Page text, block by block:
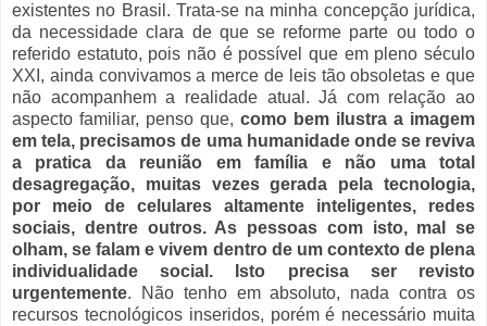
existentes no Brasil. Trata-se na minha concepção jurídica,
da necessidade clara de que se reforme parte ou todo o
referido estatuto, pois não é possível que em pleno século
XXI, ainda convivamos a merce de leis tão obsoletas e que
não acompanhem a realidade atual. Já com relação ao
aspecto familiar, penso que, como bem ilustra a imagem
em tela, precisamos de uma humanidade onde se reviva
a pratica da reunião em família e não uma total
desagregação, muitas vezes gerada pela tecnologia,
por meio de celulares altamente inteligentes, redes
sociais, dentre outros. As pessoas com isto, mal se
olham, se falam e vivem dentro de um contexto de plena
individualidade social. Isto precisa ser revisto
urgentemente. Não tenho em absoluto, nada contra os
recursos tecnológicos inseridos, porém é necessário muita